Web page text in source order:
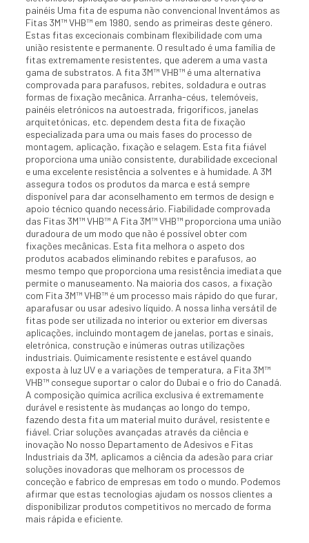
painéis Uma fita de espuma não convencional Inventámos as
Fitas 3M™ VHB™ em 1980, sendo as primeiras deste género.
Estas fitas excecionais combinam flexibilidade com uma
união resistente e permanente. O resultado é uma família de
fitas extremamente resistentes, que aderem a uma vasta
gama de substratos. A fita 3M™ VHB™ é uma alternativa
comprovada para parafusos, rebites, soldadura e outras
formas de fixação mecânica. Arranha-céus, telemóveis,
painéis eletrónicos na autoestrada, frigoríficos, janelas
arquitetónicas, etc. dependem desta fita de fixação
especializada para uma ou mais fases do processo de
montagem, aplicação, fixação e selagem. Esta fita fiável
proporciona uma união consistente, durabilidade excecional
e uma excelente resistência a solventes e à humidade. A 3M
assegura todos os produtos da marca e está sempre
disponível para dar aconselhamento em termos de design e
apoio técnico quando necessário. Fiabilidade comprovada
das Fitas 3M™ VHB™ A Fita 3M™ VHB™ proporciona uma união
duradoura de um modo que não é possível obter com
fixações mecânicas. Esta fita melhora o aspeto dos
produtos acabados eliminando rebites e parafusos, ao
mesmo tempo que proporciona uma resistência imediata que
permite o manuseamento. Na maioria dos casos, a fixação
com Fita 3M™ VHB™ é um processo mais rápido do que furar,
aparafusar ou usar adesivo líquido. A nossa linha versátil de
fitas pode ser utilizada no interior ou exterior em diversas
aplicações, incluindo montagem de janelas, portas e sinais,
eletrónica, construção e inúmeras outras utilizações
industriais. Quimicamente resistente e estável quando
exposta à luz UV e a variações de temperatura, a Fita 3M™
VHB™ consegue suportar o calor do Dubai e o frio do Canadá.
A composição química acrílica exclusiva é extremamente
durável e resistente às mudanças ao longo do tempo,
fazendo desta fita um material muito durável, resistente e
fiável. Criar soluções avançadas através da ciência e
inovação No nosso Departamento de Adesivos e Fitas
Industriais da 3M, aplicamos a ciência da adesão para criar
soluções inovadoras que melhoram os processos de
conceção e fabrico de empresas em todo o mundo. Podemos
afirmar que estas tecnologias ajudam os nossos clientes a
disponibilizar produtos competitivos no mercado de forma
mais rápida e eficiente.